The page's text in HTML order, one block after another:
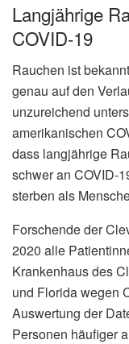
Langjährige
COVID-19
Rauchen ist
genau auf den
unzureichend
amerikanischen
dass langjährige
schwer an COVID-
sterben als
Forschende der
2020 alle
Krankenhaus des
und Florida wegen
Auswertung der
Personen häufiger